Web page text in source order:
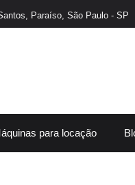
Paraíso, São Paulo - SP
para locação